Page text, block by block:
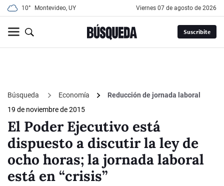
10° Montevideo, UY viernes 07 de agosto de 2026
Suscribite
Búsqueda Economía
Reducción de jornada laboral
19 de noviembre de 2015
El Poder Ejecutivo está
dispuesto a discutir la ley de
ocho horas; la jornada laboral
está en “crisis”